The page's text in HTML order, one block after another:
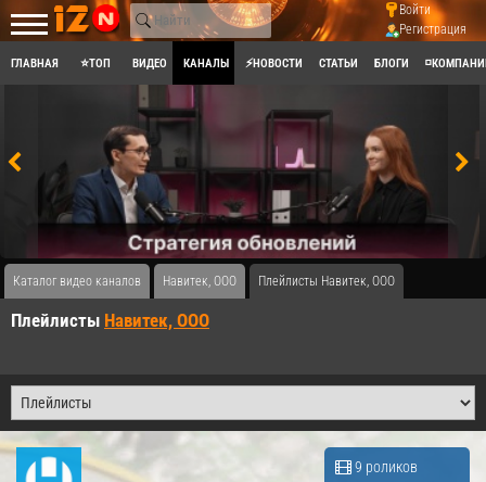
Войти
Регистрация
ГЛАВНАЯ ⭐ТОП ВИДЕО КАНАЛЫ ⚡НОВОСТИ СТАТЬИ БЛОГИ
Каталог видео каналов Навитек, ООО Плейлисты Навитек, ООО
Плейлисты Навитек, ООО
9 роликов